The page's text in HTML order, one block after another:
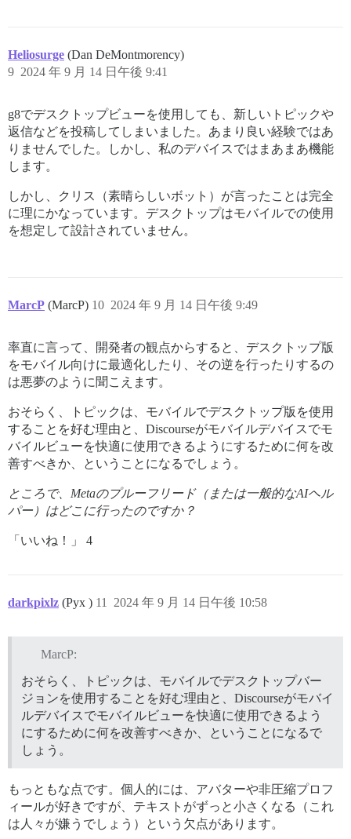
Heliosurge (Dan DeMontmorency)
2024 年 9 月 14 日午後 9:41
9
g8でデスクトップビューを使用しても、新しいトピックや
返信などを投稿してしまいました。あまり良い経験ではあ
りませんでした。しかし、私のデバイスではまあまあ機能
します。
しかし、クリス（素晴らしいボット）が言ったことは完全
に理にかなっています。デスクトップはモバイルでの使用
を想定して設計されていません。
MarcP (MarcP) 2024 年 9 月 14 日午後 9:49
10
率直に言って、開発者の観点からすると、デスクトップ版
をモバイル向けに最適化したり、その逆を行ったりするの
は悪夢のように聞こえます。
おそらく、トピックは、モバイルでデスクトップ版を使用
することを好む理由と、Discourseがモバイルデバイスでモ
バイルビューを快適に使用できるようにするために何を改
善すべきか、ということになるでしょう。
ところで、Metaのプルーフリード（または一般的なAIヘル
パー）はどこに行ったのですか？
「いいね！」 4
darkpixlz (Pyx ) 2024 年 9 月 14 日午後 10:58
11
MarcP:
おそらく、トピックは、モバイルでデスクトップバー
ジョンを使用することを好む理由と、Discourseがモバイ
ルデバイスでモバイルビューを快適に使用できるよう
にするために何を改善すべきか、ということになるで
しょう。
もっともな点です。個人的には、アバターや非圧縮プロフ
ィールが好きですが、テキストがずっと小さくなる（これ
は人々が嫌うでしょう）という欠点があります。